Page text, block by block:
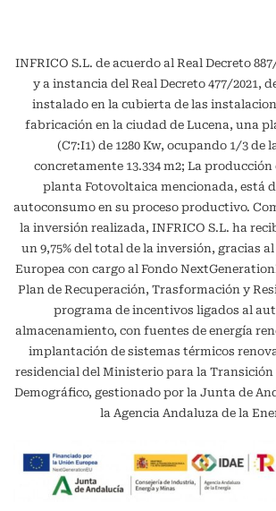
INFRICO S.L. de acuerdo al Real Decreto
y a instancia del Real Decreto 477/2021,
instalado en la cubierta de las
fabricación en la ciudad de Lucena, una
(C7:I1) de 1280 Kw, ocupando 1/3 de
concretamente 13.334 m2; La producción
planta Fotovoltaica mencionada, está
autoconsumo en su proceso productivo.
la inversión realizada, INFRICO S.L. ha
un 9,75% del total de la inversión, gracias
Europea con cargo al Fondo
Plan de Recuperación, Trasformación y
programa de incentivos ligados al
almacenamiento, con fuentes de energía
implantación de sistemas térmicos
residencial del Ministerio para la Transición
Demográfico, gestionado por la Junta de
la Agencia Andaluza de la